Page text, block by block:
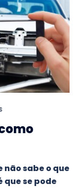
sabe o que
que se pode